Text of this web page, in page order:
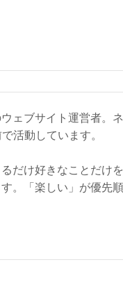
ェブサイト運営者。
活動しています。
だけ好きなことだけ
。「楽しい」が優先